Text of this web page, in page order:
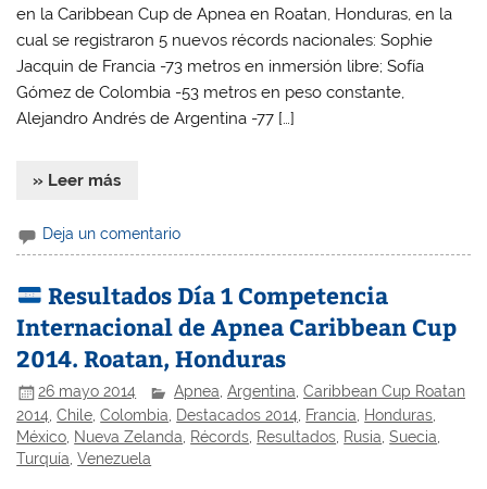
en la Caribbean Cup de Apnea en Roatan, Honduras, en la
cual se registraron 5 nuevos récords nacionales: Sophie
Jacquin de Francia -73 metros en inmersión libre; Sofía
Gómez de Colombia -53 metros en peso constante,
Alejandro Andrés de Argentina -77 […]
» Leer más
Deja un comentario
Resultados Día 1 Competencia
Internacional de Apnea Caribbean Cup
2014. Roatan, Honduras
26 mayo 2014 Apnea,Argentina,Caribbean Cup Roatan
2014 ,Chile ,Colombia Destacados 2014 Francia Honduras
México Nueva Zelanda Récords Resultados Rusia ,Suecia
Turquía ,Venezuela